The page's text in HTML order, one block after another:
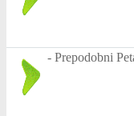
- Prepodobni